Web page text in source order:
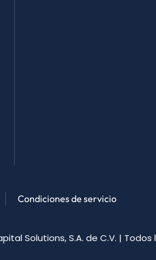
Condiciones de servicio
Solutions, S.A. de C.V. |